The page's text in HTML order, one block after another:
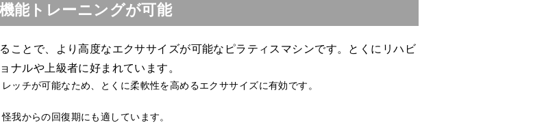
能トレーニングが可能
ことで、より高度なエクササイズが可能なピラティスマシンです。とくにリハビ
ナルや上級者に好まれています。
レッチが可能なため、とくに柔軟性を高めるエクササイズに有効です。
我からの回復期にも適しています。